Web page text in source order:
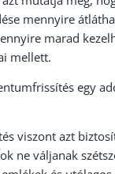
mennyire
marad
mellett.
egy
viszont azt
ne váljanak